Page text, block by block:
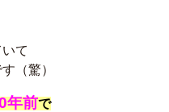
て
（驚）
年前で